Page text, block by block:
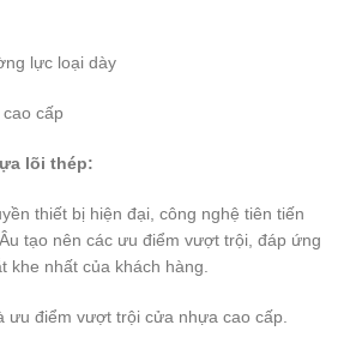
lực loại dày
cấp
lõi thép:
thiết bị hiện đại, công nghệ tiên tiến
tạo nên các ưu điểm vượt trội, đáp ứng
khe nhất của khách hàng.
ưu điểm vượt trội cửa nhựa cao cấp.